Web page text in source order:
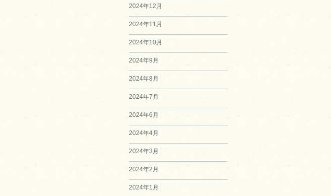
2024年12月
2024年11月
2024年10月
2024年9月
2024年8月
2024年7月
2024年6月
2024年4月
2024年3月
2024年2月
2024年1月